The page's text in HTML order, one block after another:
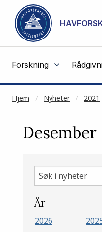
Gå til hovedinnhold
Forskning
Hjem Nyheter 2021
NOT CACHED
Desember
Søk
i
nyheter
År
2026